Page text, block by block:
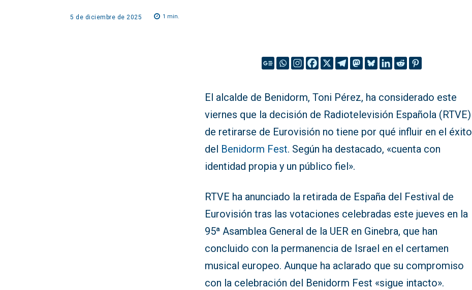
5 de diciembre de 2025 1 min.
El alcalde de Benidorm, Toni Pérez, ha considerado este
viernes que la decisión de Radiotelevisión Española (RTVE)
de retirarse de Eurovisión no tiene por qué influir en el éxito
del Benidorm Fest. Según ha destacado, «cuenta con
identidad propia y un público fiel».
RTVE ha anunciado la retirada de España del Festival de
Eurovisión tras las votaciones celebradas este jueves en la
95ª Asamblea General de la UER en Ginebra, que han
concluido con la permanencia de Israel en el certamen
musical europeo. Aunque ha aclarado que su compromiso
con la celebración del Benidorm Fest «sigue intacto».